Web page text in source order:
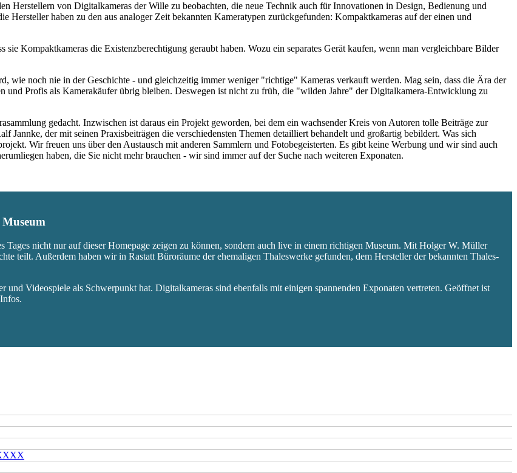
Herstellern von Digitalkameras der Wille zu beobachten, die neue Technik auch für Innovationen in Design, Bedienung und
Hersteller haben zu den aus analoger Zeit bekannten Kameratypen zurückgefunden: Kompaktkameras auf der einen und
Kompaktkameras die Existenzberechtigung geraubt haben. Wozu ein separates Gerät kaufen, wenn man vergleichbare Bilder
wie noch nie in der Geschichte - und gleichzeitig immer weniger "richtige" Kameras verkauft werden. Mag sein, dass die Ära der
und Profis als Kamerakäufer übrig bleiben. Deswegen ist nicht zu früh, die "wilden Jahre" der Digitalkamera-Entwicklung zu
gedacht. Inzwischen ist daraus ein Projekt geworden, bei dem ein wachsender Kreis von Autoren tolle Beiträge zur
Jannke, der mit seinen Praxisbeiträgen die verschiedensten Themen detailliert behandelt und großartig bebildert. Was sich
Wir freuen uns über den Austausch mit anderen Sammlern und Fotobegeisterten. Es gibt keine Werbung und wir sind auch
haben, die Sie nicht mehr brauchen - wir sind immer auf der Suche nach weiteren Exponaten.
Tages nicht nur auf dieser Homepage zeigen zu können, sondern auch live in einem richtigen Museum. Mit Holger W. Müller
teilt. Außerdem haben wir in Rastatt Büroräume der ehemaligen Thaleswerke gefunden, dem Hersteller der bekannten Thales-
Videospiele als Schwerpunkt hat. Digitalkameras sind ebenfalls mit einigen spannenden Exponaten vertreten. Geöffnet ist